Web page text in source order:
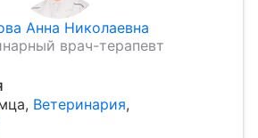
Анна Николаевна
врач-терапевт
, Ветеринария,